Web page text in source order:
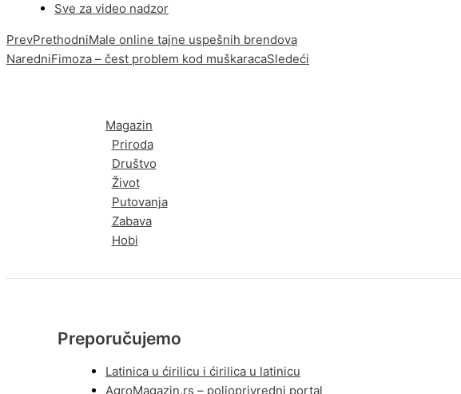
Sve za video nadzor
PrevPrethodniMale online tajne uspešnih brendova
NaredniFimoza – čest problem kod muškaracaSledeći
Magazin
Priroda
Društvo
Život
Putovanja
Zabava
Hobi
Preporučujemo
Latinica u ćirilicu i ćirilica u latinicu
AgroMagazin.rs – poljoprivredni portal